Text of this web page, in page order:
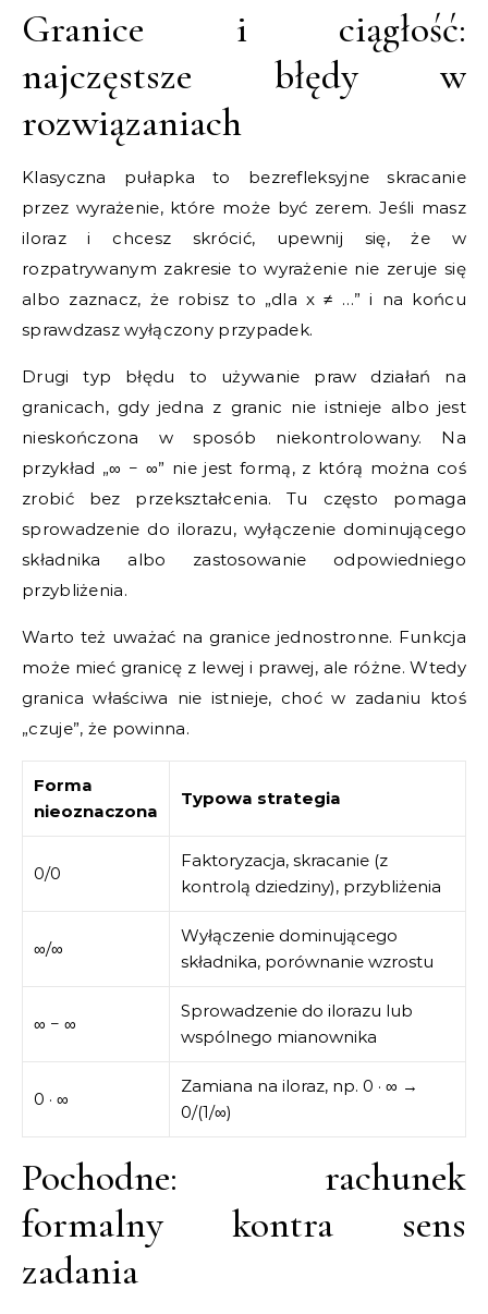
Granice i ciągłość:
najczęstsze błędy w
rozwiązaniach
Klasyczna pułapka to bezrefleksyjne skracanie
przez wyrażenie, które może być zerem. Jeśli masz
iloraz i chcesz skrócić, upewnij się, że w
rozpatrywanym zakresie to wyrażenie nie zeruje się
albo zaznacz, że robisz to „dla x ≠ …” i na końcu
sprawdzasz wyłączony przypadek.
Drugi typ błędu to używanie praw działań na
granicach, gdy jedna z granic nie istnieje albo jest
nieskończona w sposób niekontrolowany. Na
przykład „∞ − ∞” nie jest formą, z którą można coś
zrobić bez przekształcenia. Tu często pomaga
sprowadzenie do ilorazu, wyłączenie dominującego
składnika albo zastosowanie odpowiedniego
przybliżenia.
Warto też uważać na granice jednostronne. Funkcja
może mieć granicę z lewej i prawej, ale różne. Wtedy
granica właściwa nie istnieje, choć w zadaniu ktoś
„czuje”, że powinna.
Forma
nieoznaczona
Typowa strategia
0/0
Faktoryzacja, skracanie (z
kontrolą dziedziny), przybliżenia
∞/∞
Wyłączenie dominującego
składnika, porównanie wzrostu
∞ − ∞
Sprowadzenie do ilorazu lub
wspólnego mianownika
0 · ∞
Zamiana na iloraz, np. 0 · ∞ →
0/(1/∞)
Pochodne: rachunek
formalny kontra sens
zadania